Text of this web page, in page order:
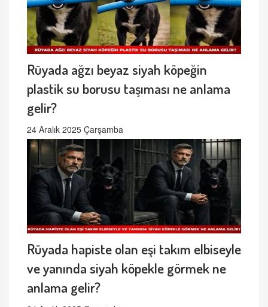
Rüyada ağzı beyaz siyah köpeğin
plastik su borusu taşıması ne anlama
gelir?
24 Aralık 2025 Çarşamba
Rüyada hapiste olan eşi takım elbiseyle
ve yanında siyah köpekle görmek ne
anlama gelir?